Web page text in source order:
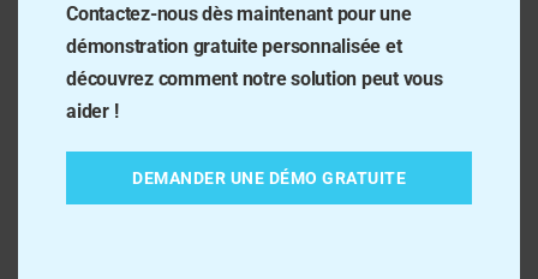
En proposant aux résidents des
activités variées et adaptées à
Contactez-nous dès maintenant pour une
démonstration gratuite personnalisée et
découvrez comment notre solution peut vous
aider !
DEMANDER UNE DÉMO GRATUITE